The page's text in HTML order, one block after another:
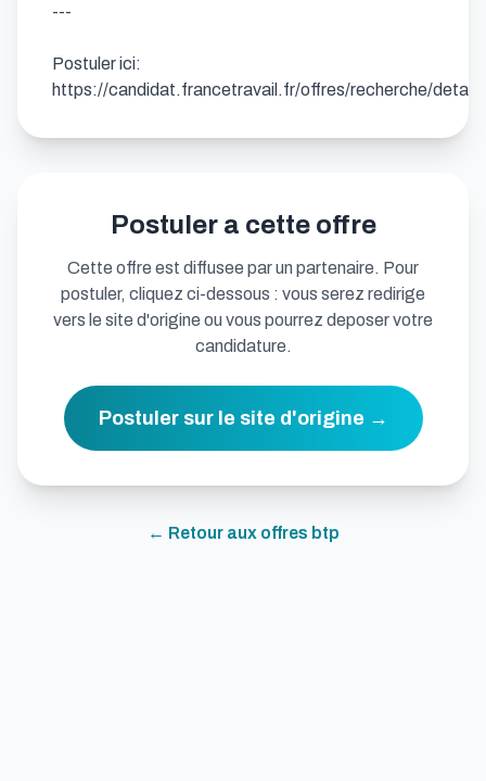
---
Postuler ici:
https://candidat.francetravail.fr/offres/recherche/detail/
Postuler a cette offre
Cette offre est diffusee par un partenaire. Pour
postuler, cliquez ci-dessous : vous serez redirige
vers le site d'origine ou vous pourrez deposer votre
candidature.
Postuler sur le site d'origine →
← Retour aux offres btp